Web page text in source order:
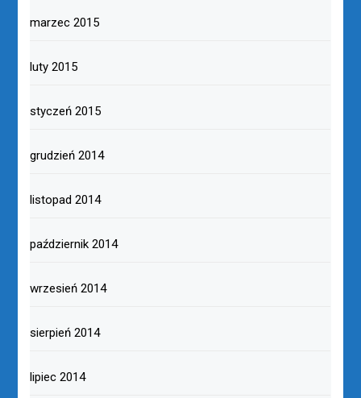
marzec 2015
luty 2015
styczeń 2015
grudzień 2014
listopad 2014
październik 2014
wrzesień 2014
sierpień 2014
lipiec 2014